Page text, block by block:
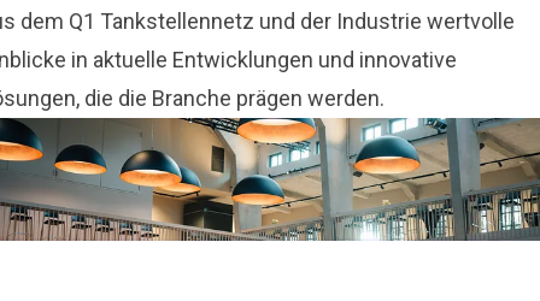
dem Q1 Tankstellennetz und der Industrie wertvolle
in aktuelle Entwicklungen und innovative
die die Branche prägen werden.